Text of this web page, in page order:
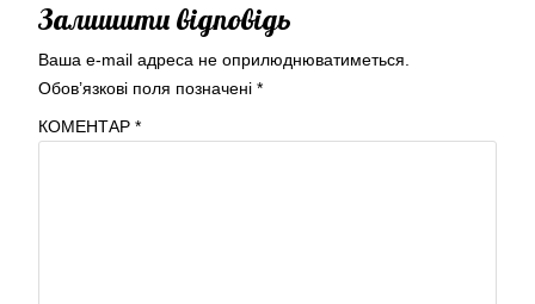
Залишити відповідь
Ваша e-mail адреса не оприлюднюватиметься.
Обов’язкові поля позначені *
КОМЕНТАР *